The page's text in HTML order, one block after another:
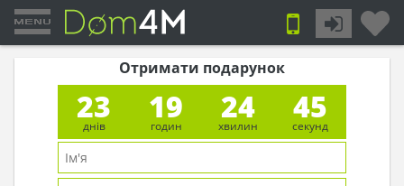
Отримати подарунок
23
днів
19
годин
24
хвилин
44
секунд